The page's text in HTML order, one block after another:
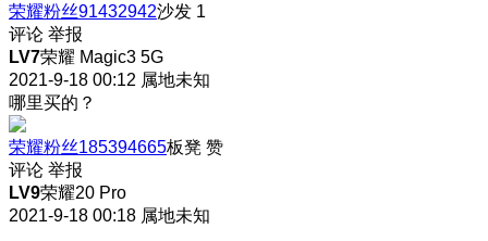
荣耀粉丝91432942沙发 1
评论 举报
LV7荣耀 Magic3 5G
2021-9-18 00:12 属地未知
哪里买的？
荣耀粉丝185394665板凳 赞
评论 举报
LV9荣耀20 Pro
2021-9-18 00:18 属地未知